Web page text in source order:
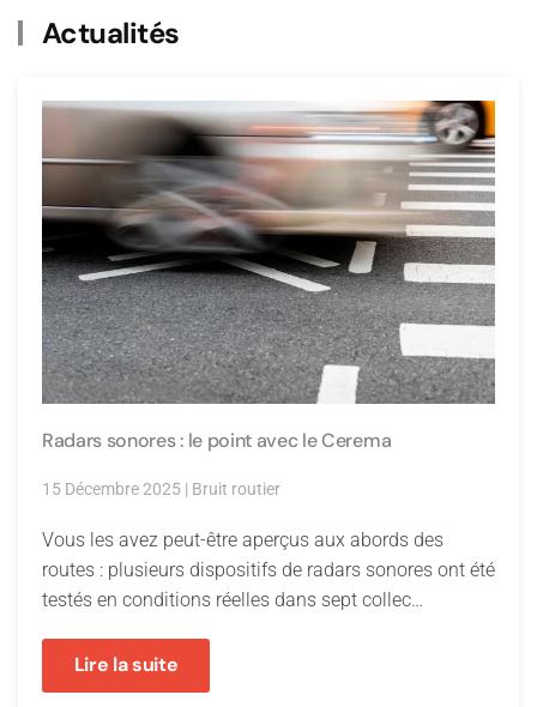
Actualités
Radars sonores : le point avec le Cerema
15 Décembre 2025 | Bruit routier
Vous les avez peut-être aperçus aux abords des
routes : plusieurs dispositifs de radars sonores ont été
testés en conditions réelles dans sept collec…
Lire la suite